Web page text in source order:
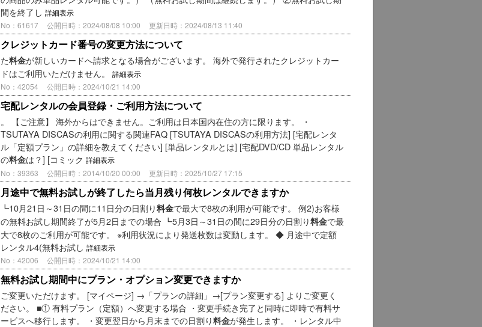
間を終了し 詳細表示
No：61617 公開日時：2024/08/08 10:00 更新日時：2024/08/13 11:40
クレジットカード番号の変更方法について
た料金が新しいカードへ請求となる場合がございます。 海外で発行されたクレジットカー
ドはご利用いただけません。
詳細表示
No：42054 公開日時：2024/10/21 14:00
宅配レンタルの会員登録・ご利用方法について
。 【ご注意】 海外からはできません。ご利用は日本国内在住の方に限ります。 ・
TSUTAYA DISCASの利用に関する関連FAQ [TSUTAYA DISCASの利用方法] [宅配レンタ
ル「定額プラン」の詳細を教えてください] [単品レンタルとは] [宅配DVD/CD 単品レンタル
の料金は？] [コミック 詳細表示
No：39363 公開日時：2014/10/20 00:00 更新日時：2025/10/27 17:15
月途中で無料お試しが終了したら当月残り何枚レンタルできますか
┗10月21日～31日の間に11日分の日割り料金で最大で8枚の利用が可能です。 例2)お客様
の無料お試し期間終了が5月2日までの場合 ┗5月3日～31日の間に29日分の日割り料金で最
大で8枚のご利用が可能です。 ※利用状況により発送枚数は変動します。 ◆ 月途中で定額
レンタル4(無料お試し 詳細表示
No：42006 公開日時：2024/10/21 14:00
無料お試し期間中にプラン・オプション変更できますか
ご変更いただけます。 [マイページ] →「プランの詳細」→[プラン変更する] よりご変更く
ださい。 ■① 有料プラン（定額）へ変更する場合 ・変更手続き完了と同時に即時で有料サ
ービスへ移行します。 ・変更翌日から月末までの日割り料金が発生します。 ・レンタル中